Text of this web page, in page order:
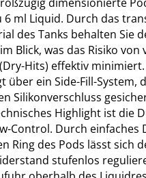
6 ml Liquid. Durch das
des Tanks behalten Sie
Blick, was das Risiko
Hits) effektiv
über ein Side-Fill-System,
Silikonverschluss
Highlight ist die
Control. Durch einfaches
Ring des Pods lässt sich
stufenlos